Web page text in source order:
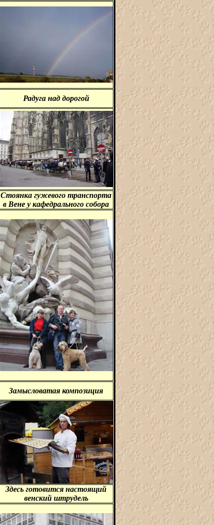
Радуга над дорогой
Стоянка гужевого транспорта
в Вене у кафедрального собора
Замысловатая композиция
Здесь готовится настоящий
венский штрудель